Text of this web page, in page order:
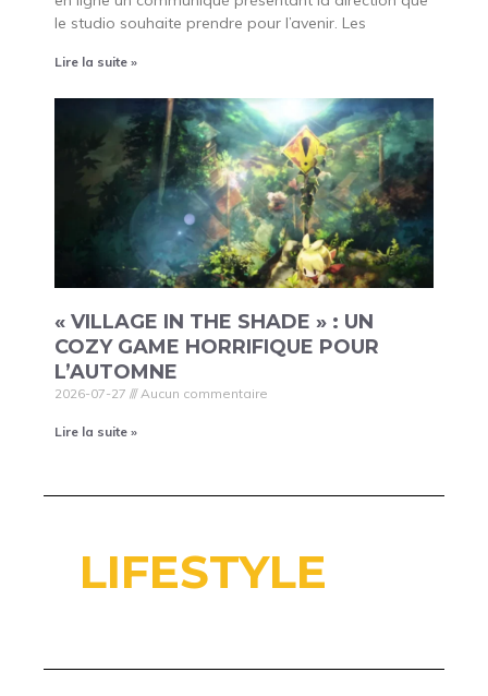
le studio souhaite prendre pour l’avenir. Les
Lire la suite »
« VILLAGE IN THE SHADE » : UN
COZY GAME HORRIFIQUE POUR
L’AUTOMNE
2026-07-27 Aucun commentaire
Lire la suite »
LIFESTYLE